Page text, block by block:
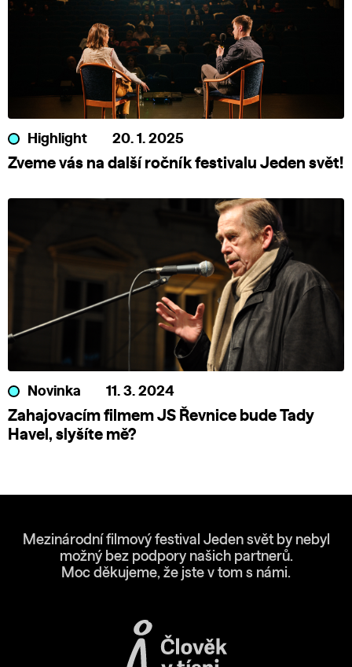
Highlight 20. 1. 2025
Zveme vás na další ročník festivalu Jeden svět!
Novinka 11. 3. 2024
Zahajovacím filmem JS Řevnice bude Tady
Havel, slyšíte mě?
Mezinárodní filmový festival Jeden svět by nebyl
možný bez podpory našich partnerů.
Moc děkujeme, že jste v tom s námi.